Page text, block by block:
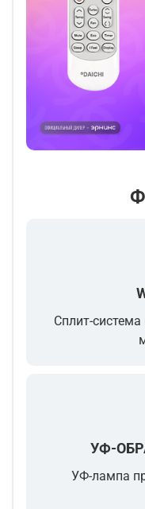
Сплит-
УФ-
УФ-лампа